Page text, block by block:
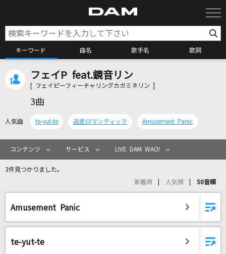
キーワード 曲名 歌手名 歌詞
カラオケ検索
カラオケリクエスト
リアルタイムで歌われている曲の一覧
新宝島
サカナクション
フェイP feat.鏡音リン
[ フェイピーフィーチャリングカガミネリン ]
3曲
人気曲 te-yut-te 逃走ロマンティック Amusement Panic
コンテンツ サービス LIVE DAM WAO!
3件見つかりました。
新着順 人気順 50音順
Amusement Panic
te-yut-te